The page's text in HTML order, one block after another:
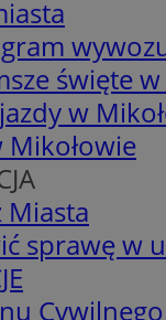
święte
w
Mikołowie
sprawę w
Cywilnego